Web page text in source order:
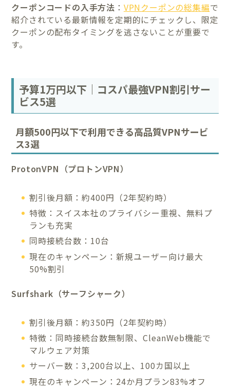
クーポンコードの入手方法 ： VPNクーポンの総集編で
紹介されている最新情報を定期的にチェックし、限定
クーポンの配布タイミングを逃さないことが重要で
す。
予算1万円以下｜コスパ最強VPN割引サー
ビス5選
月額500円以下で利用できる高品質VPNサービ
ス3選
ProtonVPN（プロトンVPN）
割引後月額：約400円（2年契約時）
特徴：スイス本社のプライバシー重視、無料プ
ランも充実
同時接続台数：10台
現在のキャンペーン：新規ユーザー向け最大
50%割引
Surfshark（サーフシャーク）
割引後月額：約350円（2年契約時）
特徴：同時接続台数無制限、CleanWeb機能で
マルウェア対策
サーバー数：3,200台以上、100カ国以上
現在のキャンペーン：24か月プラン83%オフ